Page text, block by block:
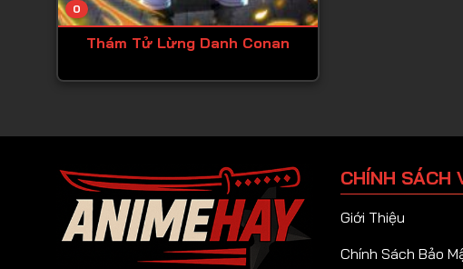
0
Thám Tử Lừng Danh Conan
CHÍNH SÁCH
Giới Thiệu
Chính Sách Bảo